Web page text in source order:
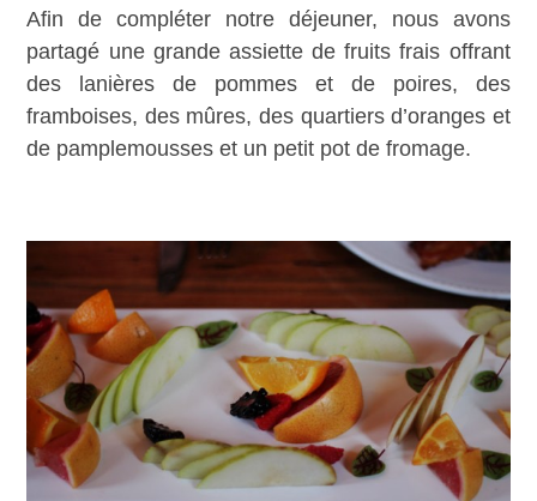
Afin de compléter notre déjeuner, nous avons
partagé une grande assiette de fruits frais offrant
des lanières de pommes et de poires, des
framboises, des mûres, des quartiers d’oranges et
de pamplemousses et un petit pot de fromage.